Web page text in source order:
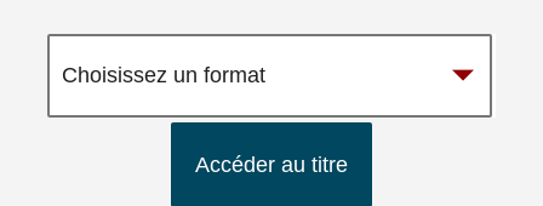
Accéder au titre